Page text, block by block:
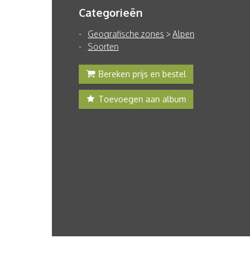
Categorieën
Geografische zones >Alpen
Soorten
Bereken prijs en bestel
Toevoegen aan album